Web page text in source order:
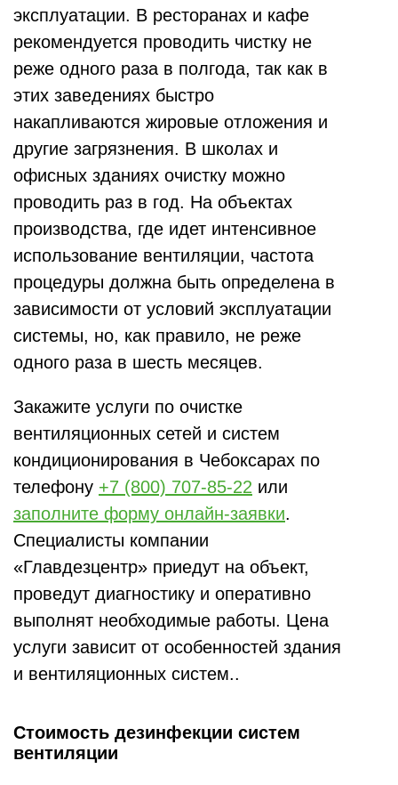
эксплуатации. В ресторанах и кафе
рекомендуется проводить чистку не
реже одного раза в полгода, так как в
этих заведениях быстро
накапливаются жировые отложения и
другие загрязнения. В школах и
офисных зданиях очистку можно
проводить раз в год. На объектах
производства, где идет интенсивное
использование вентиляции, частота
процедуры должна быть определена в
зависимости от условий эксплуатации
системы, но, как правило, не реже
одного раза в шесть месяцев.
Закажите услуги по очистке
вентиляционных сетей и систем
кондиционирования в Чебоксарах по
телефону +7 (800) 707-85-22 или
заполните форму онлайн-заявки.
Специалисты компании
«Главдезцентр» приедут на объект,
проведут диагностику и оперативно
выполнят необходимые работы. Цена
услуги зависит от особенностей здания
и вентиляционных систем..
Стоимость дезинфекции систем
вентиляции